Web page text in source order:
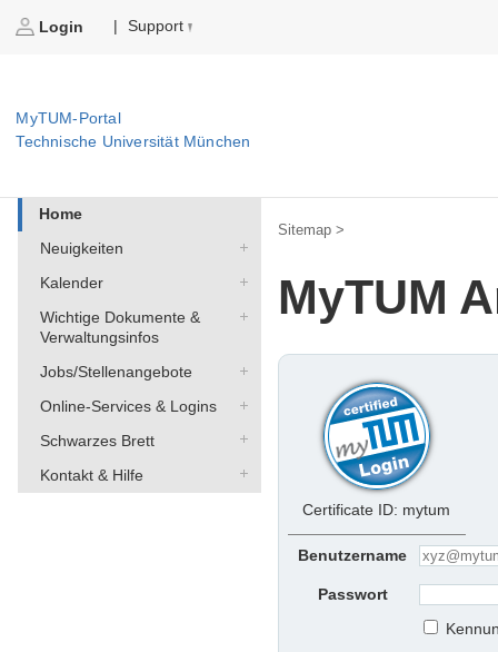
Login | Support
MyTUM-Portal
Technische Universität München
Home
Neuigkeiten
Kalender
Wichtige Dokumente &
Verwaltungsinfos
Jobs/Stellenangebote
Online-Services & Logins
Schwarzes Brett
Kontakt & Hilfe
Sitemap >
MyTUM
Certificate ID: mytum
Benutzername
Passwort